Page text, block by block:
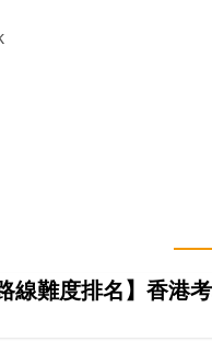
線難度排名】香港